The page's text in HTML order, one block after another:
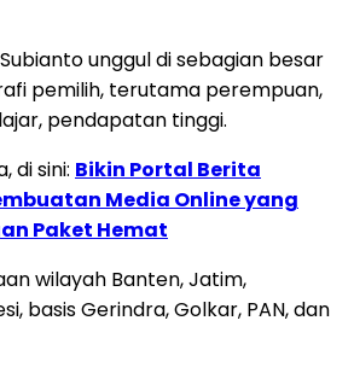
unggul di sebagian besar
pemilih, terutama perempuan,
pendapatan tinggi.
di sini: Bikin Portal Berita
Media Online yang
Paket Hemat
wilayah Banten, Jatim,
basis Gerindra, Golkar, PAN, dan